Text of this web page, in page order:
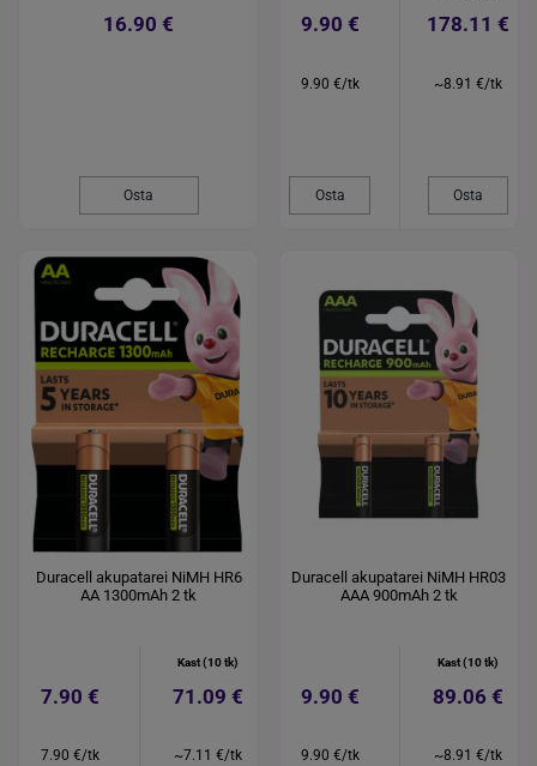
16.90 €
Osta
9.90 €
9.90 €/tk
Osta
178.11 €
~8.91 €/tk
Osta
Duracell akupatarei NiMH HR6
AA 1300mAh 2 tk
7.90 €
7.90 €/tk
Kast (10 tk)
71.09 €
~7.11 €/tk
Duracell akupatarei NiMH HR03
AAA 900mAh 2 tk
9.90 €
9.90 €/tk
Kast (10 tk)
89.06 €
~8.91 €/tk